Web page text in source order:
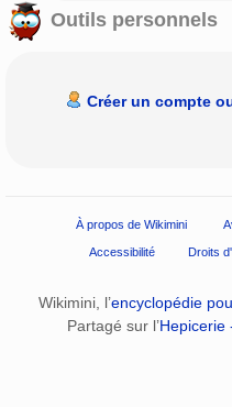
Outils personnels
Créer un compte
À propos de Wikimini
Accessibilité Droits
Wikimini, l’encyclopédie
Partagé sur l’Hepicerie